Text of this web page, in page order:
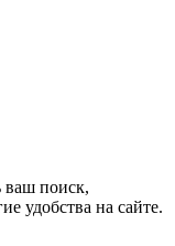
ваш поиск,
удобства на сайте.